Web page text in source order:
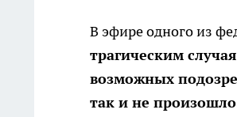
В эфире одного из
трагическим
возможных
так и не произошло